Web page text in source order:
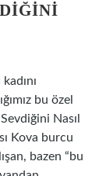
bu özel
Nasıl
Kova burcu
bazen “bu